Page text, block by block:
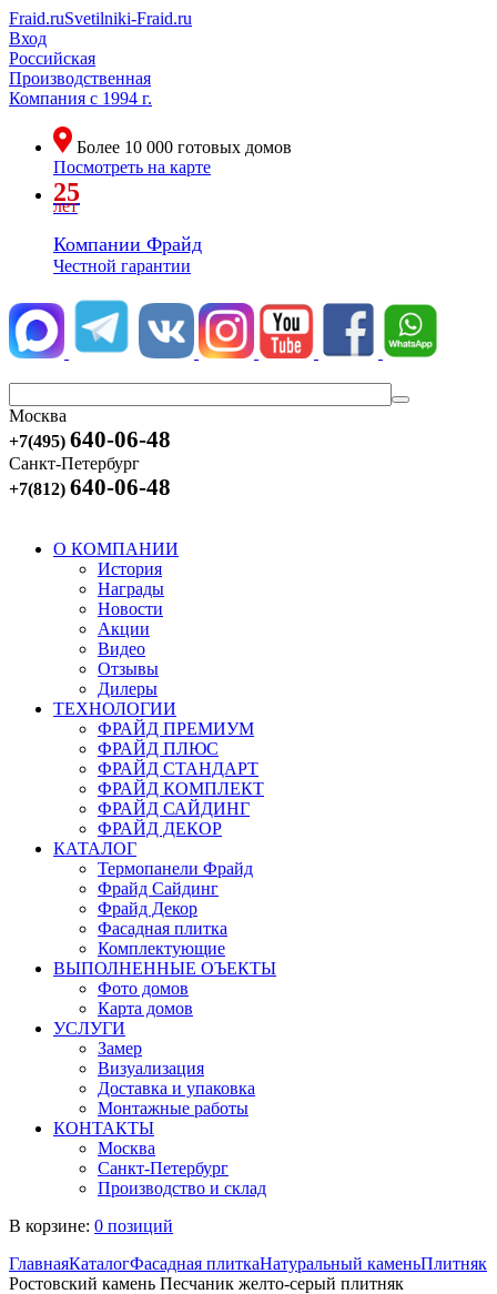
Fraid.ruSvetilniki-Fraid.ru
Вход
Российская
Производственная
Компания с 1994 г.
Более 10 000 готовых домов
Посмотреть на карте
25
лет
Компании Фрайд
Честной гарантии
Москва
+7(495) 640-06-48
Санкт-Петербург
+7(812) 640-06-48
О КОМПАНИИ
История
Награды
Новости
Акции
Видео
Отзывы
Дилеры
ТЕХНОЛОГИИ
ФРАЙД ПРЕМИУМ
ФРАЙД ПЛЮС
ФРАЙД СТАНДАРТ
ФРАЙД КОМПЛЕКТ
ФРАЙД САЙДИНГ
ФРАЙД ДЕКОР
КАТАЛОГ
Термопанели Фрайд
Фрайд Сайдинг
Фрайд Декор
Фасадная плитка
Комплектующие
ВЫПОЛНЕННЫЕ ОЪЕКТЫ
Фото домов
Карта домов
УСЛУГИ
Замер
Визуализация
Доставка и упаковка
Монтажные работы
КОНТАКТЫ
Москва
Санкт-Петербург
Производство и склад
В корзине: 0 позиций
ГлавнаяКаталогФасадная плиткаНатуральный каменьПлитняк
Ростовский камень Песчаник желто-серый плитняк